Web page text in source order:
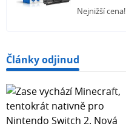
Nejnižší cena!
Články odjinud